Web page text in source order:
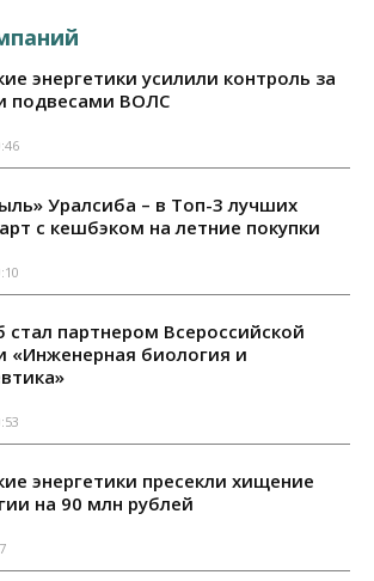
энергетики усилили контроль за
подвесами ВОЛС
Уралсиба – в Топ-3 лучших
с кешбэком на летние покупки
стал партнером Всероссийской
«Инженерная биология и
энергетики пресекли хищение
на 90 млн рублей